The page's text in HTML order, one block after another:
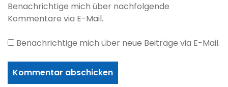
Benachrichtige mich über nachfolgende
Kommentare via E-Mail.
Benachrichtige mich über neue Beiträge via E-Mail.